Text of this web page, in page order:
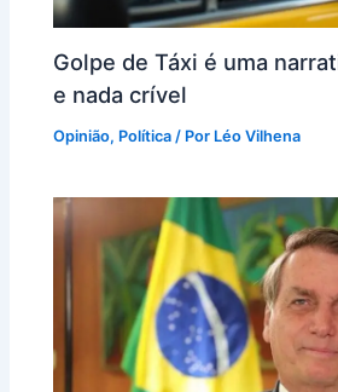
Golpe de Táxi é uma
e nada crível
Opinião, Política / Por Léo Vilhena